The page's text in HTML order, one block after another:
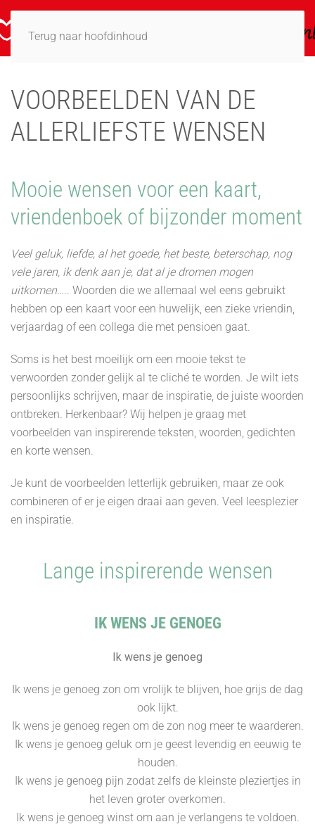
Terug naar hoofdinhoud
VOORBEELDEN VAN DE
ALLERLIEFSTE WENSEN
Mooie wensen voor een kaart,
vriendenboek of bijzonder moment
Veel geluk, liefde, al het goede, het beste, beterschap, nog
vele jaren, ik denk aan je, dat al je dromen mogen
uitkomen….. Woorden die we allemaal wel eens gebruikt
hebben op een kaart voor een huwelijk, een zieke vriendin,
verjaardag of een collega die met pensioen gaat.
Soms is het best moeilijk om een mooie tekst te
verwoorden zonder gelijk al te cliché te worden. Je wilt iets
persoonlijks schrijven, maar de inspiratie, de juiste woorden
ontbreken. Herkenbaar? Wij helpen je graag met
voorbeelden van inspirerende teksten, woorden, gedichten
en korte wensen.
Je kunt de voorbeelden letterlijk gebruiken, maar ze ook
combineren of er je eigen draai aan geven. Veel leesplezier
en inspiratie.
Lange inspirerende wensen
IK WENS JE GENOEG
Ik wens je genoeg
Ik wens je genoeg zon om vrolijk te blijven, hoe grijs de dag
ook lijkt.
Ik wens je genoeg regen om de zon nog meer te waarderen.
Ik wens je genoeg geluk om je geest levendig en eeuwig te
houden.
Ik wens je genoeg pijn zodat zelfs de kleinste pleziertjes in
het leven groter overkomen.
Ik wens je genoeg winst om aan je verlangens te voldoen.